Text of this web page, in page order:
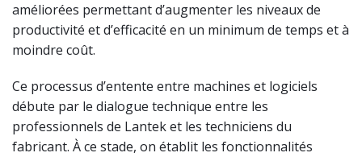
améliorées permettant d’augmenter les niveaux de
productivité et d’efficacité en un minimum de temps et à
moindre coût.
Ce processus d’entente entre machines et logiciels
débute par le dialogue technique entre les
professionnels de Lantek et les techniciens du
fabricant. À ce stade, on établit les fonctionnalités